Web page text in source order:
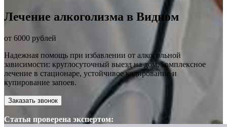
Лечение алкоголизма в Видном
от 6000 рублей
Надежная помощь при избавлении от алкогольной
зависимости: круглосуточный выезд на дом, комплексное
лечение в стационаре, устойчивое кодирование и
купирование запоев.
Заказать звонок
Статья проверена экспертом: